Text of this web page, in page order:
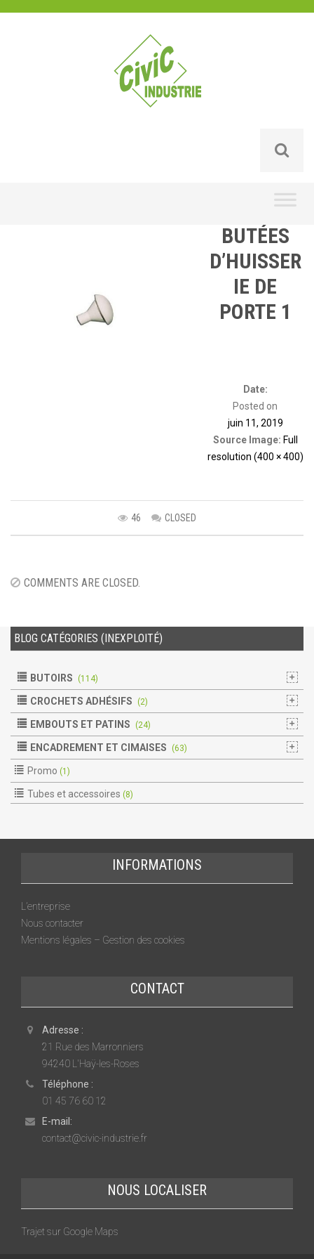
BUTÉES
D’HUISSER
IE DE
PORTE 1
Date:
Posted on
juin 11, 2019
Source Image: Full
resolution (400 × 400)
46 CLOSED
COMMENTS ARE CLOSED.
BLOG CATÉGORIES (INEXPLOITÉ)
BUTOIRS (114)
CROCHETS ADHÉSIFS (2)
EMBOUTS ET PATINS (24)
ENCADREMENT ET CIMAISES (63)
Promo (1)
Tubes et accessoires (8)
INFORMATIONS
L’entreprise
Nous contacter
Mentions légales – Gestion des cookies
CONTACT
Adresse :
21 Rue des Marronniers
94240 L'Haÿ-les-Roses
Téléphone :
01 45 76 60 12
E-mail:
contact@civic-industrie.fr
NOUS LOCALISER
Trajet sur Google Maps